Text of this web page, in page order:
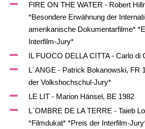
FIRE ON THE WATER - Robert
*Besondere Erwähnung der
amerikanische Dokumentarfilme*
Interfilm-Jury*
IL FUOCO DELLA CITTA - Carlo di
L´ANGE - Patrick Bokanowski, FR
der Volkshochschul-Jury*
LE LIT - Marion Hänsel, BE 1982
L´OMBRE DE LA TERRE - Taieb
*Filmdukat* *Preis der Interfilm-